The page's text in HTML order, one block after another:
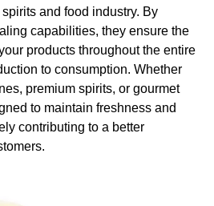
and food industry. By
capabilities, they ensure the
products throughout the entire
to consumption. Whether
premium spirits, or gourmet
to maintain freshness and
contributing to a better